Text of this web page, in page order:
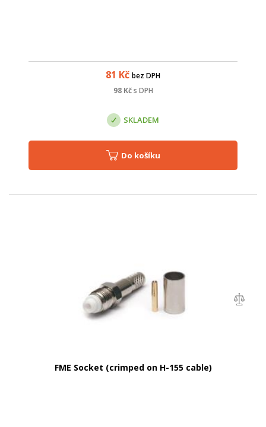
81 Kč bez DPH
98Kč s DPH
SKLADEM
Do košíku
FME Socket (crimped on H-155 cable)